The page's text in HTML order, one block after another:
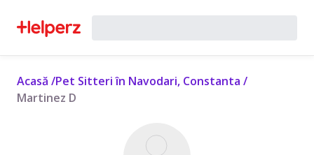
Acasă /Pet Sitteri în Navodari, Constanta /
Martinez D